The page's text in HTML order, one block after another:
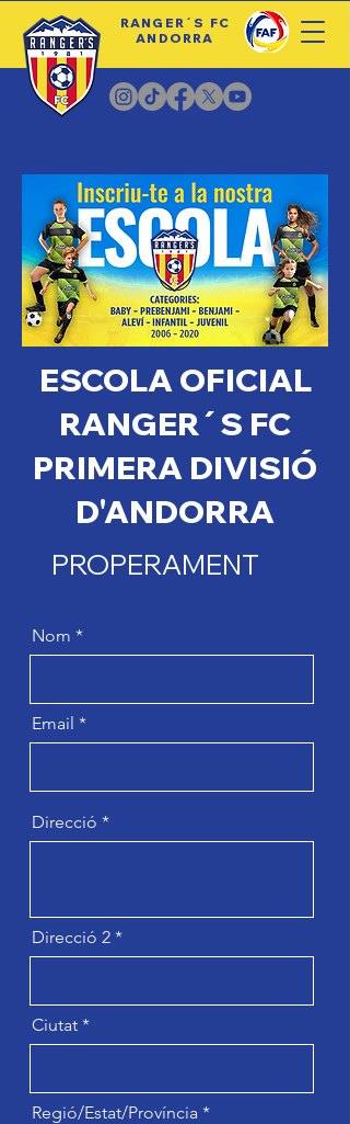
RANGER´S FC
ANDORRA
ESCOLA OFICIAL
RANGER´S FC
PRIMERA DIVISIÓ
D'ANDORRA
PROPERAMENT
Nom
Email
Direcció
Direcció 2
Ciutat
Regió/Estat/Província